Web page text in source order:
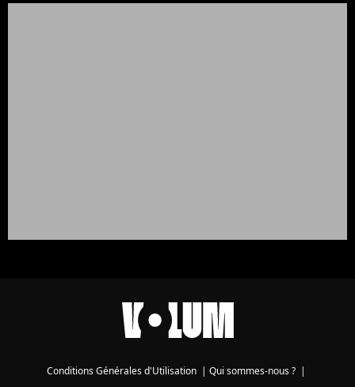
Conditions Générales d'Utilisation | Qui sommes-nous ? |